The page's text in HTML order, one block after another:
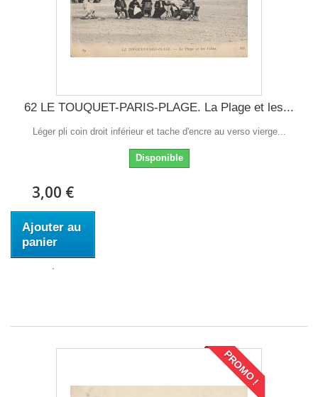
62 LE TOUQUET-PARIS-PLAGE. La Plage et les...
Léger pli coin droit inférieur et tache d'encre au verso vierge...
Disponible
3,00 €
Ajouter au
panier
PROMO !